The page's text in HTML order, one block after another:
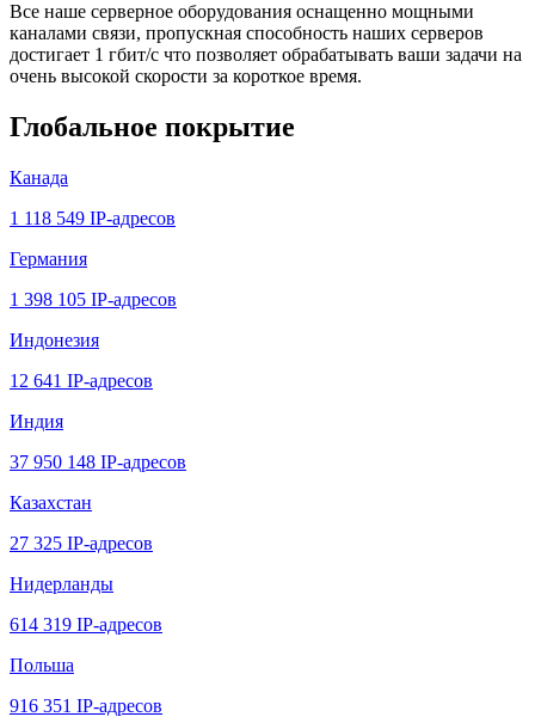
Все наше серверное оборудования оснащенно мощными
каналами связи, пропускная способность наших серверов
достигает 1 гбит/с что позволяет обрабатывать ваши задачи на
очень высокой скорости за короткое время.
Глобальное покрытие
Канада
1 118 549 IP-адресов
Германия
1 398 105 IP-адресов
Индонезия
12 641 IP-адресов
Индия
37 950 148 IP-адресов
Казахстан
27 325 IP-адресов
Нидерланды
614 319 IP-адресов
Польша
916 351 IP-адресов